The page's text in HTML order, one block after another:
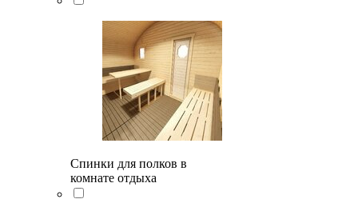
Спинки для полков в
комнате отдыха